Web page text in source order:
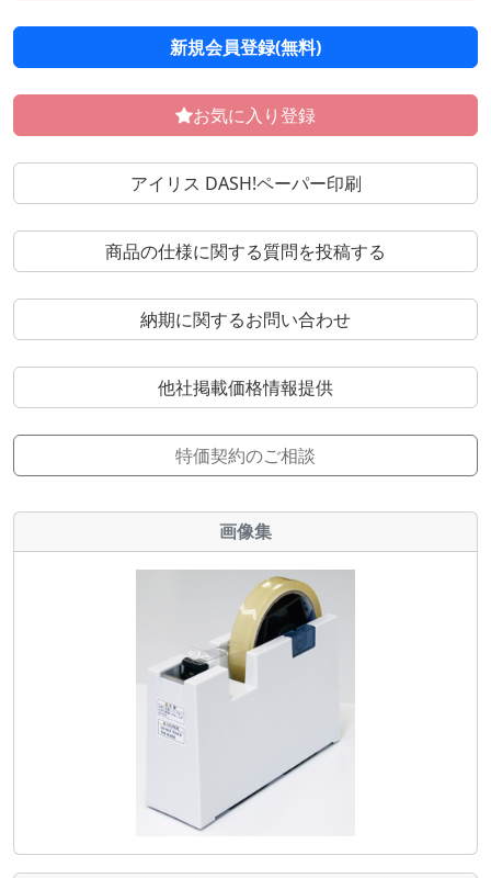
新規会員登録(無料)
お気に入り登録
アイリス DASH!ペーパー印刷
商品の仕様に関する質問を投稿する
納期に関するお問い合わせ
他社掲載価格情報提供
特価契約のご相談
画像集